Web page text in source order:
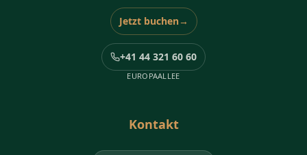
Jetzt buchen→
+41 44 321 60 60
EUROPAALLEE
Kontakt